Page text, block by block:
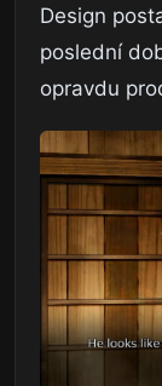
Design
poslední
opravdu